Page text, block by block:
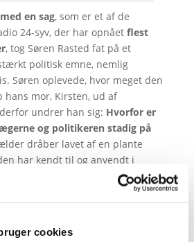
cookies
en sag, som er et af de
24-syv, der har opnået flest
, tog Søren Rasted fat på et
politisk emne, nemlig
Søren oplevede, hvor meget den
mor, Kirsten, ud af
undrer han sig: Hvorfor er
og politikeren stadig på
dråber lavet af en plante
har kendt til og anvendt i
med Gigtforeningen